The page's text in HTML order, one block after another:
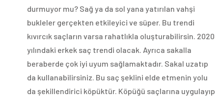
durmuyor mu? Sağ ya da sol yana yatırılan vahşi
bukleler gerçekten etkileyici ve süper. Bu trendi
kıvırcık saçların varsa rahatlıkla oluşturabilirsin. 2020
yılındaki erkek saç trendi olacak. Ayrıca sakalla
beraberde çok iyi uyum sağlamaktadır. Sakal uzatıp
da kullanabilirsiniz. Bu saç şeklini elde etmenin yolu
da şekillendirici köpüktür. Köpüğü saçlarına uygulayıp